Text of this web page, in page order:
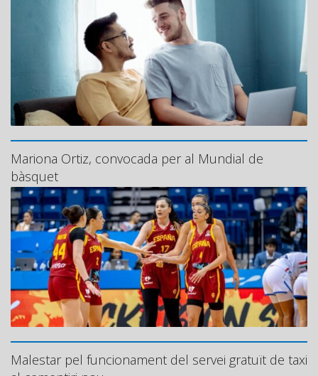
Mariona Ortiz, convocada per al Mundial de
bàsquet
Malestar pel funcionament del servei gratuït de taxi